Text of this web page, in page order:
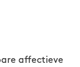
affectieve